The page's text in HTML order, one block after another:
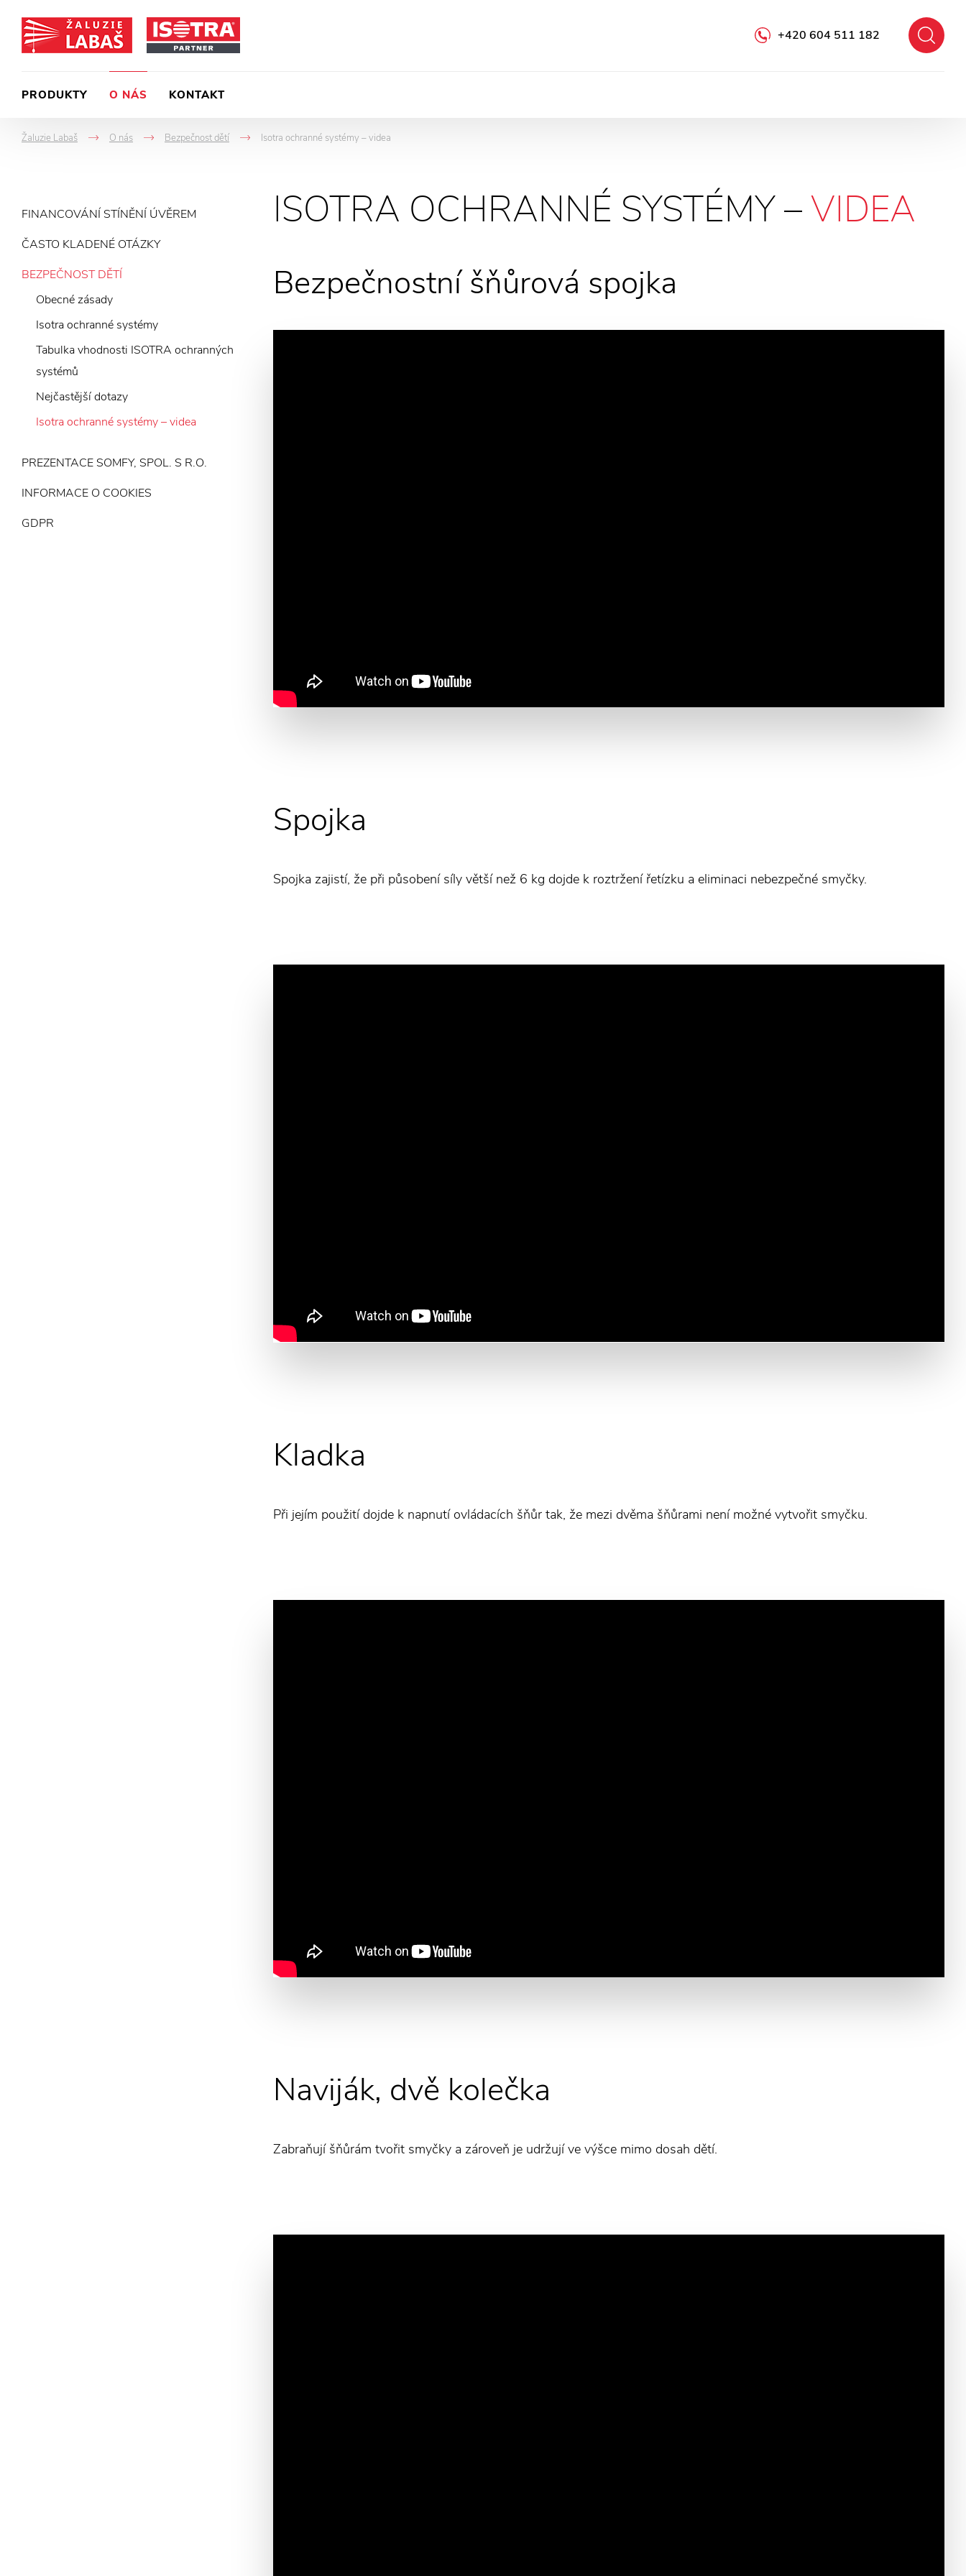
+420 604 511 182
PRODUKTY O NÁS KONTAKT
Žaluzie Labaš
->
O nás
->
Bezpečnost dětí Isotra ochranné systémy – videa
FINANCOVÁNÍ STÍNĚNÍ ÚVĚREM
ČASTO KLADENÉ OTÁZKY
BEZPEČNOST DĚTÍ
Obecné zásady
Isotra ochranné systémy
Tabulka vhodnosti ISOTRA ochranných
systémů
Nejčastější dotazy
Isotra ochranné systémy – videa
PREZENTACE SOMFY, SPOL. S R.O.
INFORMACE O COOKIES
GDPR
ISOTRA OCHRANNÉ SYSTÉMY –VIDEA
Bezpečnostní šňůrová spojka
Spojka
Spojka zajistí, že při působení síly větší než 6 kg dojde k roztržení řetízku a eliminaci nebezpečné smyčky.
Kladka
Při jejím použití dojde k napnutí ovládacích šňůr tak, že mezi dvěma šňůrami není možné vytvořit smyčku.
Naviják, dvě kolečka
Zabraňují šňůrám tvořit smyčky a zároveň je udržují ve výšce mimo dosah dětí.